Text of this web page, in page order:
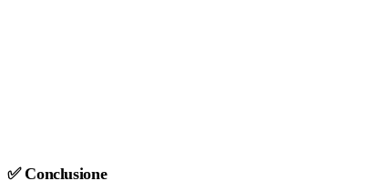
✅ Conclusione